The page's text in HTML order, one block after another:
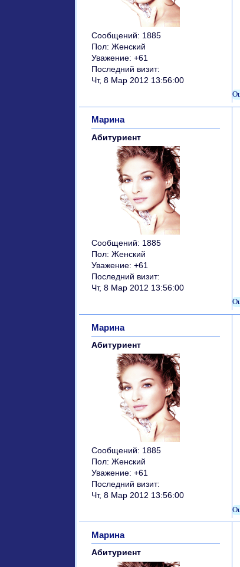
Сообщений: 1885
Пол: Женский
Уважение: +61
Последний визит:
Чт, 8 Мар 2012 13:56:00
Марина
Абитуриент
Сообщений: 1885
Пол: Женский
Уважение: +61
Последний визит:
Чт, 8 Мар 2012 13:56:00
Марина
Абитуриент
Сообщений: 1885
Пол: Женский
Уважение: +61
Последний визит:
Чт, 8 Мар 2012 13:56:00
Марина
Абитуриент